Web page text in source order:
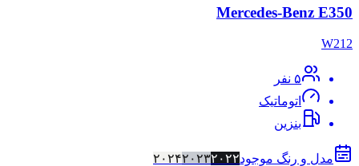
Mercedes-Benz E350
W212
۵ نفر
اتوماتیک
بنزین
مدل و رنگ موجود ۲۰۲۴۲۰۲۳۲۰۲۲